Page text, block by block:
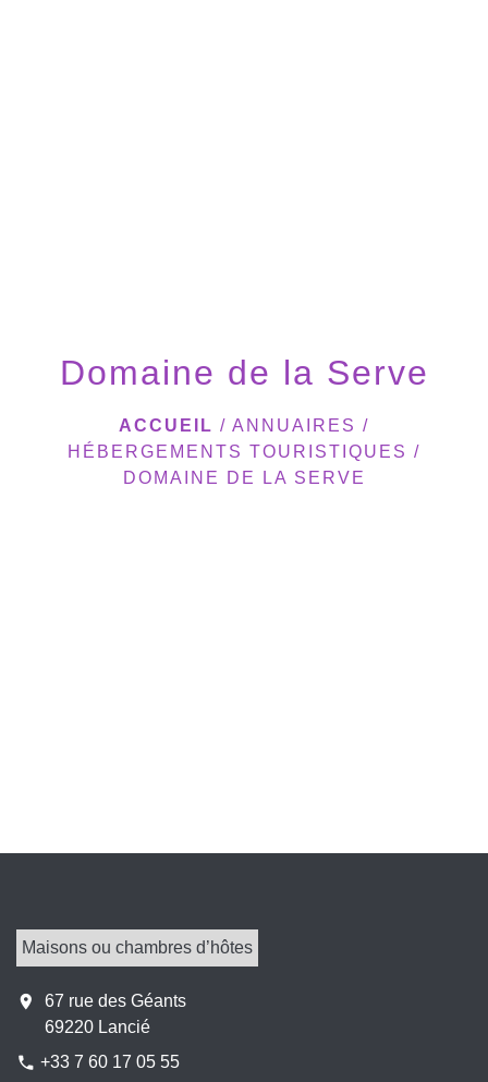
Domaine de la Serve
ACCUEIL / ANNUAIRES /
HÉBERGEMENTS TOURISTIQUES /
DOMAINE DE LA SERVE
Maisons ou chambres d’hôtes
location_on
67 rue des Géants
69220 Lancié
phone +33 7 60 17 05 55